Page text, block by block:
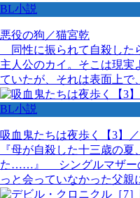
BL小説
悪役の狗／猫宮乾
同性に振られて自殺した
主人公のカイ。そこは現
ていたが、それは表面上で
BL小説
吸血鬼たちは夜歩く【3】
『母が自殺した十三歳の
た……』 シングルマザー
っと会っていなかった父親